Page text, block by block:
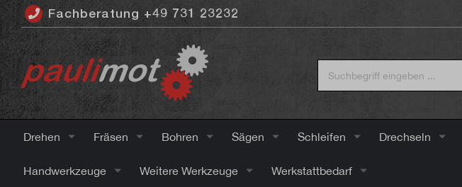
springen
Fachberatung +49 731 23232
Drehen Fräsen Bohren Sägen Schleifen Drechseln
Handwerkzeuge Weitere Werkzeuge Werkstattbedarf